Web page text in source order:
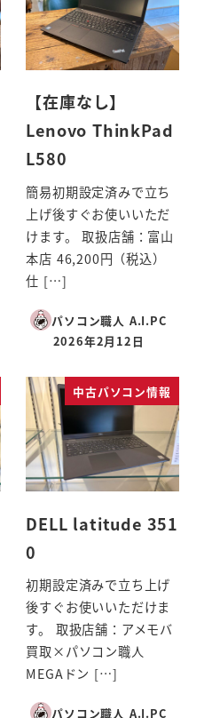
【在庫なし】
Lenovo ThinkPad
L580
簡易初期設定済みで立ち
上げ後すぐお使いいただ
けます。 取扱店舗：富山
本店 46,200円（税込）
仕 […]
パソコン職人 A.I.PC
投稿日
2026年2月12日
中古パソコン情報
DELL latitude 351
0
初期設定済みで立ち上げ
後すぐお使いいただけま
す。 取扱店舗：アメモバ
買取×パソコン職人
MEGAドン […]
パソコン職人 A.I.PC